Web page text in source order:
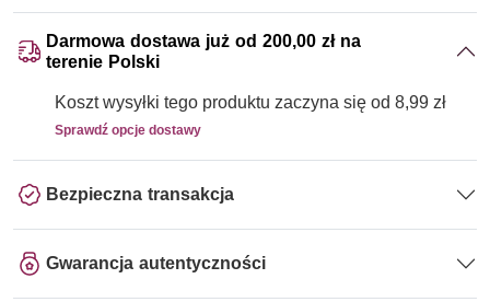
Darmowa dostawa już od 200,00 zł na
terenie Polski
Koszt wysyłki tego produktu zaczyna się od 8,99 zł
Sprawdź opcje dostawy
Bezpieczna transakcja
Gwarancja autentyczności